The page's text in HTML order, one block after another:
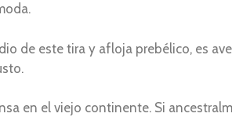
de este tira y afloja prebélico, es
en el viejo continente. Si